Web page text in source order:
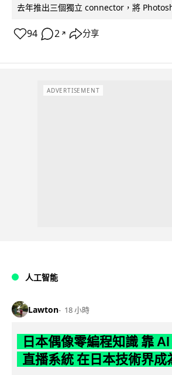
去年推出三個獨立 connector，將
94 2 ↗ 分享
ADVERTISEMENT
人工智能
Lawton 18 小時
日本偶像零編程知識 靠
直播系統 在日本技術界成